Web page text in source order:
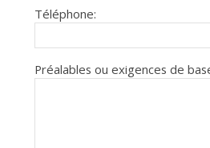
Téléphone:
Préalables ou exigences de